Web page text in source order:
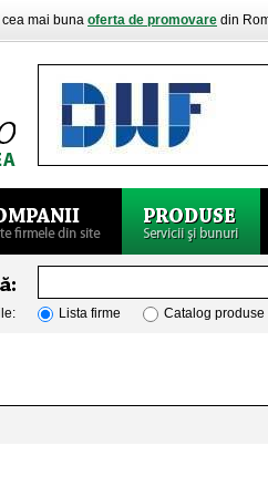
mai buna oferta de promovare din
Lista firme Catalog produse